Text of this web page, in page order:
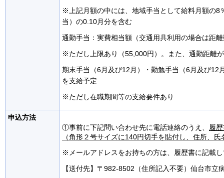
※上記月額の中には、地域手当として給料月額の8
当）の0.10月分を含む
通勤手当：実費相当額（交通用具利用の場合は距
※ただし上限あり（55,000円）。また、通勤距離
期末手当（6月及び12月）・勤勉手当（6月及び12
を支給予定
※ただし在職期間等の支給要件あり
申込方法
①事前に下記問い合わせ先に電話連絡のうえ、 履
（角形２号サイズに140円切手を貼付し、住所、
※メールアドレスをお持ちの方は、履歴書に記載
【送付先】〒982-8502（住所記入不要）仙台市